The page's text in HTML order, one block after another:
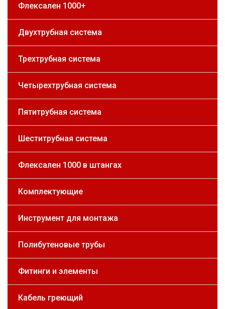
Флексален 1000+
Двухтрубная система
Трехтрубная система
Четырехтрубная система
Пятитрубная система
Шеститрубная система
Флексален 1000 в штангах
Комплектующие
Инструмент для монтажа
Полибутеновые трубы
Фитинги и элементы
Кабель греющий